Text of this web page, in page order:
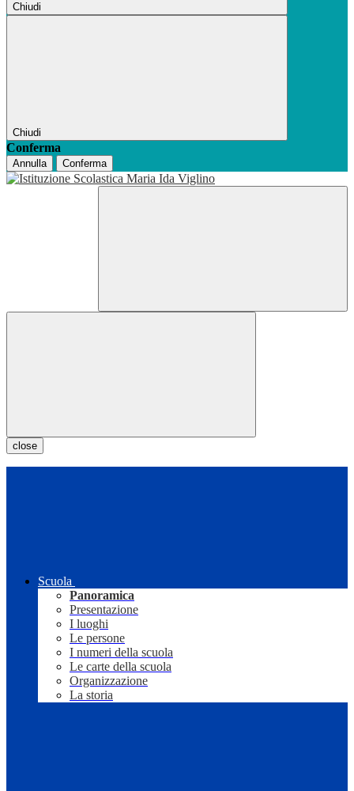
Chiudi
Chiudi
Conferma
Annulla Conferma
close
Scuola
Panoramica
Presentazione
I luoghi
Le persone
I numeri della scuola
Le carte della scuola
Organizzazione
La storia